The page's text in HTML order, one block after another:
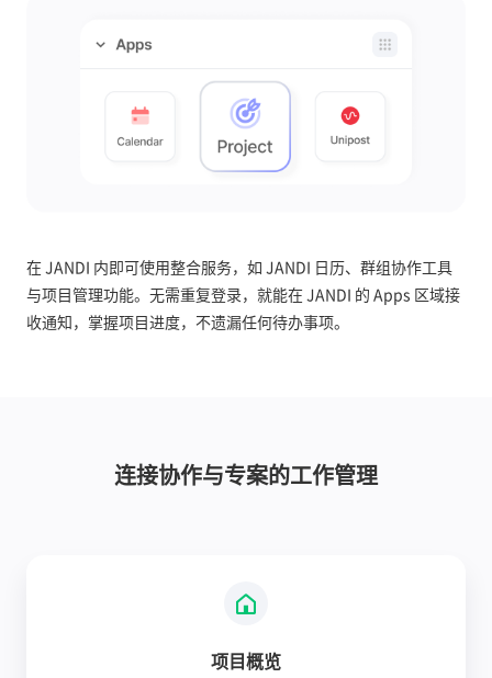
在 JANDI 内即可使用整合服务，如 JANDI 日历、群组协作工具
与项目管理功能。无需重复登录，就能在 JANDI 的 Apps 区域接
收通知，掌握项目进度，不遗漏任何待办事项。
连接协作与专案的工作管理
项目概览